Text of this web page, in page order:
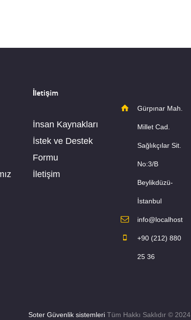
İletişim
İnsan Kaynakları
İstek ve Destek
Formu
İletişim
Gürpınar Mah.
Millet Cad.
Sağlıkçılar Sit.
No:3/B
Beylikdüzü-
İstanbul
info@localhost
+90 (212) 880
25 36
Soter Güvenlik sistemleri Tüm Hakkı Saklıdır © 2024